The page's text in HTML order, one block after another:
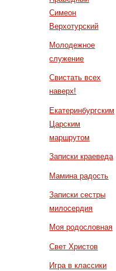
Симеон
Верхотурский
Молодежное
служение
Свистать всех
наверх!
Екатеринбургским
Царским
маршрутом
Записки краеведа
Мамина радость
Записки сестры
милосердия
Моя родословная
Свет Христов
Игра в классики